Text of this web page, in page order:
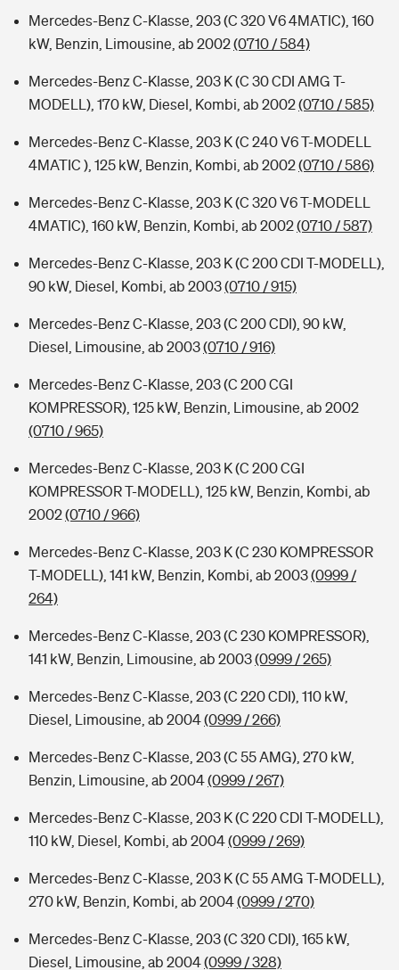
Mercedes-Benz C-Klasse, 203 (C 320 V6 4MATIC), 160
kW, Benzin, Limousine, ab 2002(0710 / 584)
Mercedes-Benz C-Klasse, 203 K (C 30 CDI AMG T-
MODELL), 170 kW, Diesel, Kombi, ab 2002(0710 / 585)
Mercedes-Benz C-Klasse, 203 K (C 240 V6 T-MODELL
4MATIC ), 125 kW, Benzin, Kombi, ab 2002(0710 / 586)
Mercedes-Benz C-Klasse, 203 K (C 320 V6 T-MODELL
4MATIC), 160 kW, Benzin, Kombi, ab 2002(0710 / 587)
Mercedes-Benz C-Klasse, 203 K (C 200 CDI T-MODELL),
90 kW, Diesel, Kombi, ab 2003(0710 / 915)
Mercedes-Benz C-Klasse, 203 (C 200 CDI), 90 kW,
Diesel, Limousine, ab 2003(0710 / 916)
Mercedes-Benz C-Klasse, 203 (C 200 CGI
KOMPRESSOR), 125 kW, Benzin, Limousine, ab 2002
(0710 / 965)
Mercedes-Benz C-Klasse, 203 K (C 200 CGI
KOMPRESSOR T-MODELL), 125 kW, Benzin, Kombi, ab
2002(0710 / 966)
Mercedes-Benz C-Klasse, 203 K (C 230 KOMPRESSOR
T-MODELL), 141 kW, Benzin, Kombi, ab 2003(0999 /
264)
Mercedes-Benz C-Klasse, 203 (C 230 KOMPRESSOR),
141 kW, Benzin, Limousine, ab 2003(0999 / 265)
Mercedes-Benz C-Klasse, 203 (C 220 CDI), 110 kW,
Diesel, Limousine, ab 2004(0999 / 266)
Mercedes-Benz C-Klasse, 203 (C 55 AMG), 270 kW,
Benzin, Limousine, ab 2004(0999 / 267)
Mercedes-Benz C-Klasse, 203 K (C 220 CDI T-MODELL),
110 kW, Diesel, Kombi, ab 2004(0999 / 269)
Mercedes-Benz C-Klasse, 203 K (C 55 AMG T-MODELL),
270 kW, Benzin, Kombi, ab 2004(0999 / 270)
Mercedes-Benz C-Klasse, 203 (C 320 CDI), 165 kW,
Diesel, Limousine, ab 2004(0999 / 328)